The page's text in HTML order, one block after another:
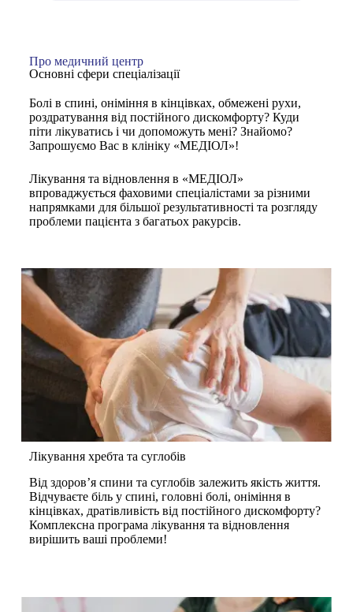
Про медичний центр
Основні сфери спеціалізації
Болі в спині, оніміння в кінцівках, обмежені рухи,
роздратування від постійного дискомфорту? Куди
піти лікуватись і чи допоможуть мені? Знайомо?
Запрошуємо Вас в клініку «МЕДІОЛ»!
Лікування та відновлення в «МЕДІОЛ»
впроваджується фаховими спеціалістами за різними
напрямками для більшої результативності та розгляду
проблеми пацієнта з багатьох ракурсів.
Лікування хребта та суглобів
Від здоров’я спини та суглобів залежить якість життя.
Відчуваєте біль у спині, головні болі, оніміння в
кінцівках, дратівливість від постійного дискомфорту?
Комплексна програма лікування та відновлення
вирішить ваші проблеми!